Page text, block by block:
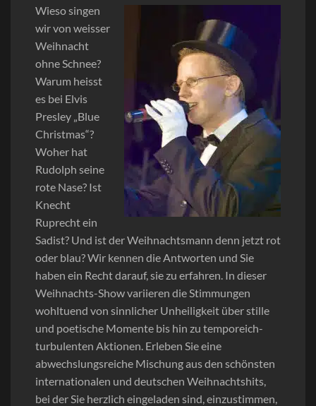
Wieso singen
wir von weisser
Weihnacht
ohne Schnee?
Warum heisst
es bei Elvis
Presley „Blue
Christmas“?
Woher hat
Rudolph seine
rote Nase? Ist
Knecht
Ruprecht ein
Sadist? Und ist der Weihnachtsmann denn jetzt rot
oder blau? Wir kennen die Antworten und Sie
haben ein Recht darauf, sie zu erfahren. In dieser
Weihnachts-Show variieren die Stimmungen
wohltuend von sinnlicher Unheiligkeit über stille
und poetische Momente bis hin zu temporeich-
turbulenten Aktionen. Erleben Sie eine
abwechslungsreiche Mischung aus den schönsten
internationalen und deutschen Weihnachtshits,
bei der Sie herzlich eingeladen sind, einzustimmen,